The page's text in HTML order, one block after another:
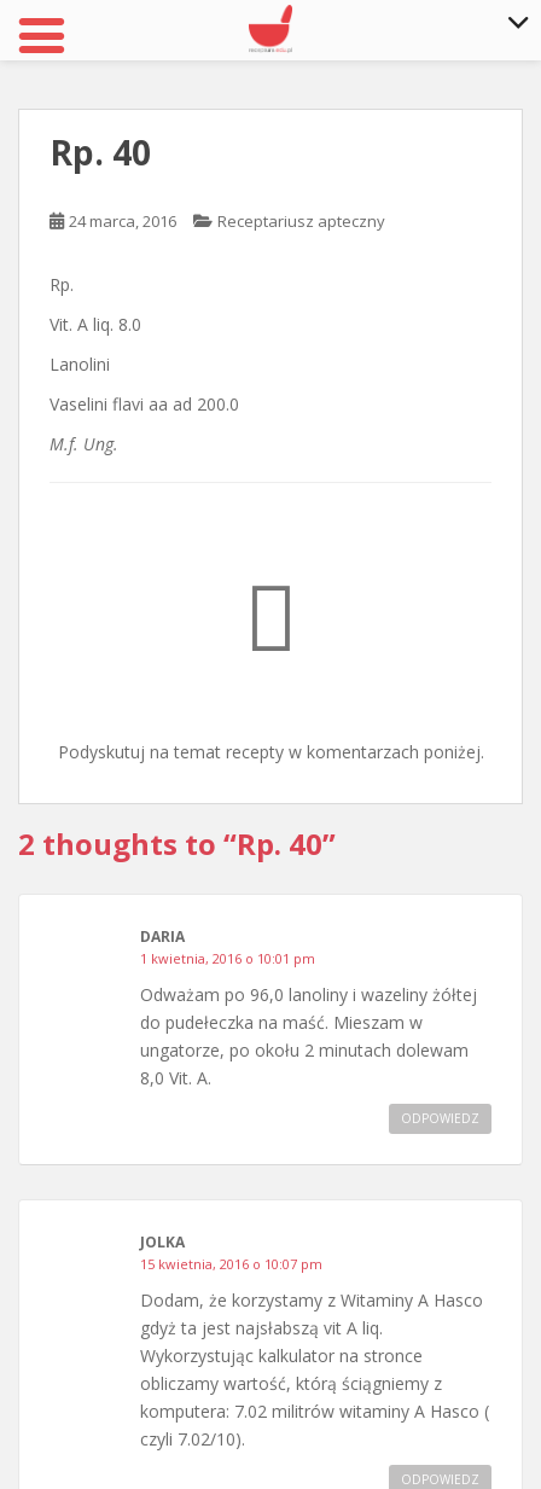
Rp. 40
24 marca, 2016 Receptariusz apteczny
Rp.
Vit. A liq. 8.0
Lanolini
Vaselini flavi aa ad 200.0
M.f. Ung.
Podyskutuj na temat recepty w komentarzach poniżej.
2 thoughts to “Rp. 40”
DARIA
1 kwietnia, 2016 o 10:01 pm
Odważam po 96,0 lanoliny i wazeliny żółtej
do pudełeczka na maść. Mieszam w
ungatorze, po okołu 2 minutach dolewam
8,0 Vit. A.
ODPOWIEDZ
JOLKA
15 kwietnia, 2016 o 10:07 pm
Dodam, że korzystamy z Witaminy A Hasco
gdyż ta jest najsłabszą vit A liq.
Wykorzystując kalkulator na stronce
obliczamy wartość, którą ściągniemy z
komputera: 7.02 militrów witaminy A Hasco (
czyli 7.02/10).
ODPOWIEDZ